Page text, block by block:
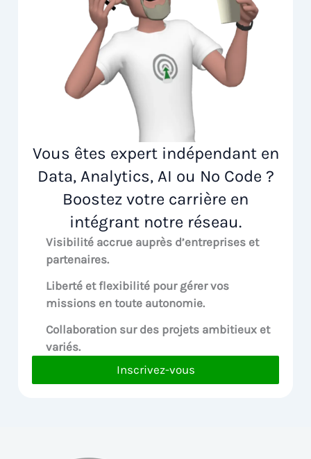
Vous êtes expert indépendant en
Data, Analytics, AI ou No Code ?
Boostez votre carrière en
intégrant notre réseau.
Visibilité accrue auprès d’entreprises et
partenaires.
Liberté et flexibilité pour gérer vos
missions en toute autonomie.
Collaboration sur des projets ambitieux et
variés.
Inscrivez-vous